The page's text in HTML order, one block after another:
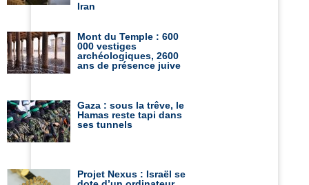
Iran
Mont du Temple : 600
000 vestiges
archéologiques, 2600
ans de présence juive
Gaza : sous la trêve, le
Hamas reste tapi dans
ses tunnels
Projet Nexus : Israël se